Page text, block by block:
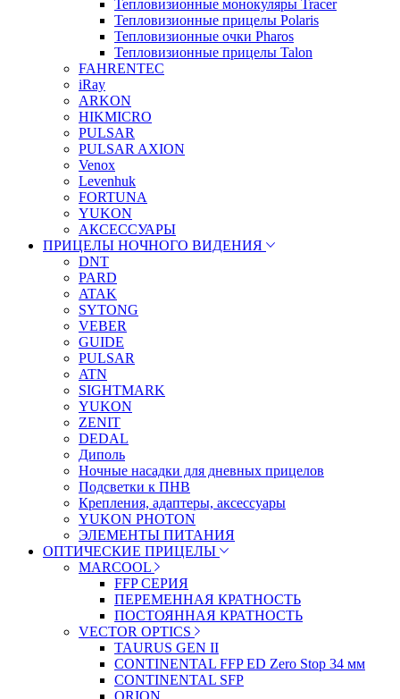
Тепловизионные монокуляры Tracer
Тепловизионные прицелы Polaris
Тепловизионные очки Pharos
Тепловизионные прицелы Talon
FAHRENTEC
iRay
ARKON
HIKMICRO
PULSAR
PULSAR AXION
Venox
Levenhuk
FORTUNA
YUKON
АКСЕССУАРЫ
ПРИЦЕЛЫ НОЧНОГО ВИДЕНИЯ
DNT
PARD
ATAK
SYTONG
VEBER
GUIDE
PULSAR
ATN
SIGHTMARK
YUKON
ZENIT
DEDAL
Диполь
Ночные насадки для дневных прицелов
Подсветки к ПНВ
Крепления, адаптеры, аксессуары
YUKON PHOTON
ЭЛЕМЕНТЫ ПИТАНИЯ
ОПТИЧЕСКИЕ ПРИЦЕЛЫ
MARCOOL
FFP СЕРИЯ
ПЕРЕМЕННАЯ КРАТНОСТЬ
ПОСТОЯННАЯ КРАТНОСТЬ
VECTOR OPTICS
TAURUS GEN II
CONTINENTAL FFP ED Zero Stop 34 мм
CONTINENTAL SFP
ORION